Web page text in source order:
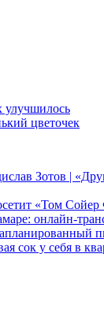
улучшилось
цветочек
Зотов |
«Том
онлайн-
сок у себя в